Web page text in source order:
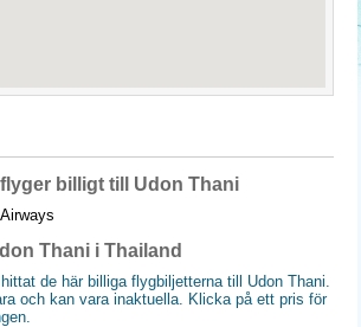
billigt till Udon Thani
Thani i Thailand
de här billiga flygbiljetterna till Udon Thani.
och kan vara inaktuella. Klicka på ett pris för